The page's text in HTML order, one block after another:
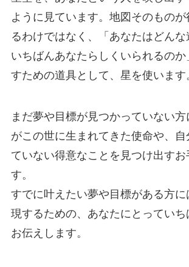
ように見ています。地図そのもの
るわけではなく、「あなたはどんな
いちばんあなたらしくいられるの
すための道具として、星を使います
まだ夢や目標が見つかっていない
がこの世に生まれてきた使命や、
ていない得意なことを見つけ出すお
す。
すでに叶えたい夢や目標がある方に
現するための、あなたにとっていち
お伝えします。